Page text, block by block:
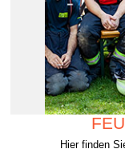
Hier finden